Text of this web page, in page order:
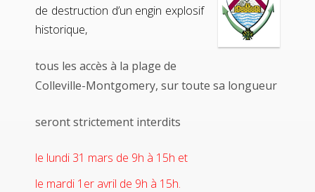
de destruction d’un engin explosif
historique,
tous les accès à la plage de
Colleville-Montgomery, sur toute sa longueur
seront strictement interdits
le lundi 31 mars de 9h à 15h et
le mardi 1er avril de 9h à 15h.